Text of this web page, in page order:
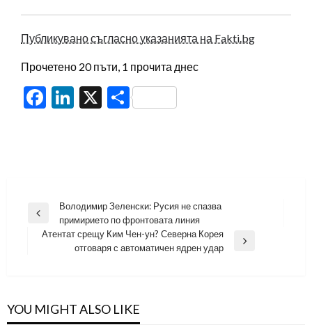
Публикувано съгласно указанията на Fakti.bg
Прочетено 20 пъти, 1 прочита днес
Facebook
LinkedIn
X Share
Навигация
Previous
Post
Володимир Зеленски: Русия не спазва
примирието по фронтовата линия
Атентат срещу Ким Чен-ун? Северна Корея
отговаря с автоматичен ядрен удар
YOU MIGHT ALSO LIKE